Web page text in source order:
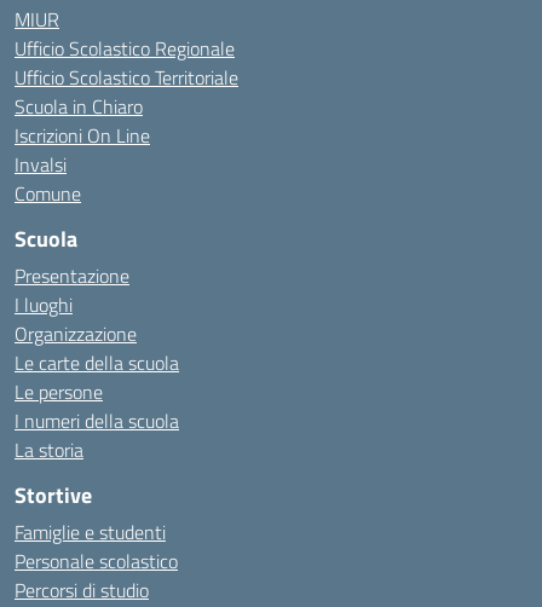
MIUR
Ufficio Scolastico Regionale
Ufficio Scolastico Territoriale
Scuola in Chiaro
Iscrizioni On Line
Invalsi
Comune
Scuola
Presentazione
I luoghi
Organizzazione
Le carte della scuola
Le persone
I numeri della scuola
La storia
Stortive
Famiglie e studenti
Personale scolastico
Percorsi di studio